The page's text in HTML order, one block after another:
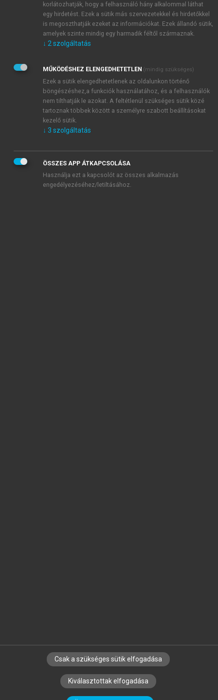
Kérek értesítést a MeRSZ újdonságairól, akcióiról.
Kérek értesítést az Akadémiai Kiadó Zrt. újdonságairól,
Adatkezelési tájékoztatóbanfoglaltakat tudomásul
veszem és elfogadom.
Általános vásárlási feltételeket, valamint a szotar.netés a
mersz.huoldalak licencszerződéseiben foglaltakat
tudomásul veszem és elfogadom.
KIPRÓBÁLOM
SZERZŐKNEK CÉGEKNEK KÖNYVTÁROSOKNAK
SZERKESZTÉSI ÉS LEKTORÁLÁSI ALAPELVEK
korlátozhatják, hogy a felhasználó hány alkalommal láthat
egy hirdetést. Ezek a sütik más szervezetekkel és hirdetőkkel
is megoszthatják ezeket az információkat. Ezek állandó sütik,
amelyek szinte mindig egy harmadik féltől származnak.
↓ 2 szolgáltatás
MŰKÖDÉSHEZ ELENGEDHETETLEN (mindig szükséges)
Ezek a sütik elengedhetetlenek az oldalunkon történő
böngészéshez,a funkciók használatához, és a felhasználók
nem tilthatják le azokat. A feltétlenül szükséges sütik közé
tartoznak többek között a személyre szabott beállításokat
kezelő sütik.
↓ 3 szolgáltatás
ÖSSZES APP ÁTKAPCSOLÁSA
Használja ezt a kapcsolót az összes alkalmazás
engedélyezéséhez/letiltásához.
Csak a szükséges sütik elfogadása
Kiválasztottak elfogadása